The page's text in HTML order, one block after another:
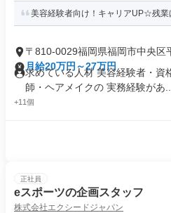
美容経験者向け！キャリアUP☆残業
〒810-0029福岡県福岡市中央区
月給20万円～27万円
求めている人材 美容経験者・資
師・ヘアメイクの 実務経験があ...
+11個
正社員
eスポーツの企画スタッフ
株式会社エクシードジャパン